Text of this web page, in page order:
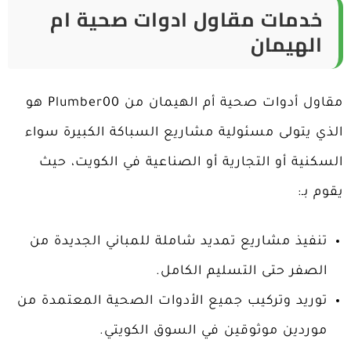
خدمات مقاول ادوات صحية ام
الهيمان
مقاول أدوات صحية أم الهيمان من Plumber00 هو
الذي يتولى مسئولية مشاريع السباكة الكبيرة سواء
السكنية أو التجارية أو الصناعية في الكويت، حيث
يقوم بـ:
تنفيذ مشاريع تمديد شاملة للمباني الجديدة من
الصفر حتى التسليم الكامل.
توريد وتركيب جميع الأدوات الصحية المعتمدة من
موردين موثوقين في السوق الكويتي.